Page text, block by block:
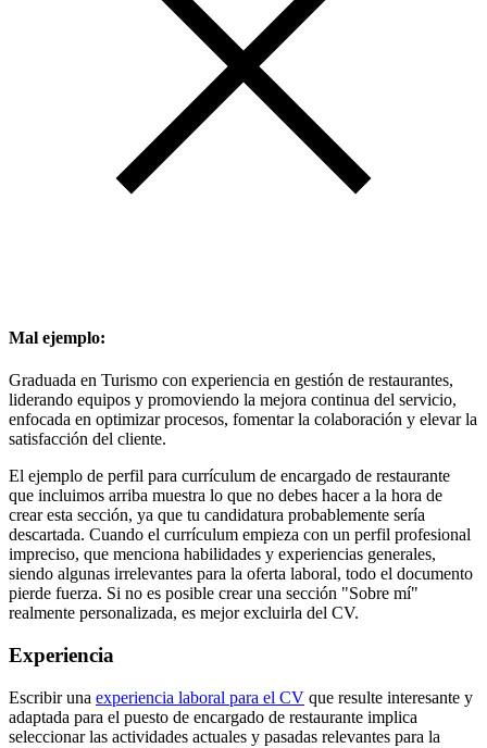
Mal ejemplo:
Graduada en Turismo con experiencia en gestión de restaurantes,
liderando equipos y promoviendo la mejora continua del servicio,
enfocada en optimizar procesos, fomentar la colaboración y elevar la
satisfacción del cliente.
El ejemplo de perfil para currículum de encargado de restaurante
que incluimos arriba muestra lo que no debes hacer a la hora de
crear esta sección, ya que tu candidatura probablemente sería
descartada. Cuando el currículum empieza con un perfil profesional
impreciso, que menciona habilidades y experiencias generales,
siendo algunas irrelevantes para la oferta laboral, todo el documento
pierde fuerza. Si no es posible crear una sección "Sobre mí"
realmente personalizada, es mejor excluirla del CV.
Experiencia
Escribir una experiencia laboral para el CV que resulte interesante y
adaptada para el puesto de encargado de restaurante implica
seleccionar las actividades actuales y pasadas relevantes para la